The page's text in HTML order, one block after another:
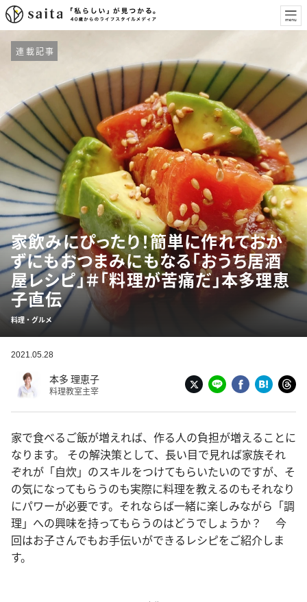
連載記事
家飲みにぴったり！簡単に作れておか
ずにもおつまみにもなる「おうち居酒
屋レシピ」＃「料理が苦痛だ」本多理恵
子直伝
料理・グルメ
2021.05.28
本多 理恵子
料理教室主宰
家で食べるご飯が増えれば、作る人の負担が増えることに
なります。 その解決策として、長い目で見れば家族それ
ぞれが「自炊」のスキルをつけてもらいたいのですが、そ
の気になってもらうのも実際に料理を教えるのもそれなり
にパワーが必要です。それならば一緒に楽しみながら「調
理」への興味を持ってもらうのはどうでしょうか？ 今
回はお子さんでもお手伝いができるレシピをご紹介しま
す。